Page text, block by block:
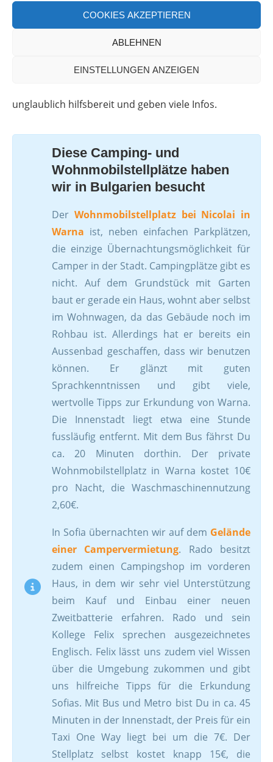
COOKIES AKZEPTIEREN
ABLEHNEN
EINSTELLUNGEN ANZEIGEN
Alle Plätze verfügen über gutes WLAN,
Waschmaschinenzugang, heisse Duschen und sind
Insbesondere auf den beiden Wohnmobilstellplätzen
unglaublich hilfsbereit und geben viele Infos.
Diese Camping- und
Wohnmobilstellplätze haben
wir in Bulgarien besucht
Der Wohnmobilstellplatz bei Nicolai in
Warna ist, neben einfachen Parkplätzen,
die einzige Übernachtungsmöglichkeit für
Camper in der Stadt. Campingplätze gibt es
nicht. Auf dem Grundstück mit Garten
baut er gerade ein Haus, wohnt aber selbst
im Wohnwagen, da das Gebäude noch im
Rohbau ist. Allerdings hat er bereits ein
Aussenbad geschaffen, dass wir benutzen
können. Er glänzt mit guten
Sprachkenntnissen und gibt viele,
wertvolle Tipps zur Erkundung von Warna.
Die Innenstadt liegt etwa eine Stunde
fussläufig entfernt. Mit dem Bus fährst Du
ca. 20 Minuten dorthin. Der private
Wohnmobilstellplatz in Warna kostet 10€
pro Nacht, die Waschmaschinennutzung
2,60€.
In Sofia übernachten wir auf dem Gelände
einer Campervermietung. Rado besitzt
zudem einen Campingshop im vorderen
Haus, in dem wir sehr viel Unterstützung
beim Kauf und Einbau einer neuen
Zweitbatterie erfahren. Rado und sein
Kollege Felix sprechen ausgezeichnetes
Englisch. Felix lässt uns zudem viel Wissen
über die Umgebung zukommen und gibt
uns hilfreiche Tipps für die Erkundung
Sofias. Mit Bus und Metro bist Du in ca. 45
Minuten in der Innenstadt, der Preis für ein
Taxi One Way liegt bei um die 7€. Der
Stellplatz selbst kostet knapp 15€, die